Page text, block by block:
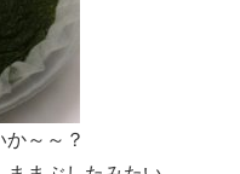
～～？